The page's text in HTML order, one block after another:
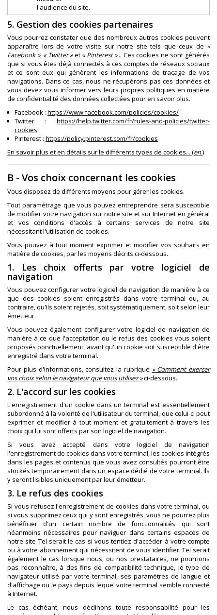
l'audience du site.
5. Gestion des cookies partenaires
Vous pourrez constater que des nombreux autres cookies peuvent
apparaître lors de votre visite sur notre site tels que ceux de «
Facebook », « Twitter »et « Pinterest »... Ces cookies ne sont générés
que si vous êtes déjà connectés à ces comptes de réseaux sociaux
et ce sont eux qui génèrent les informations de traçage de vos
navigations. Dans ce cas, nous ne récupérons pas ces données et
vous devez vous informer vers leurs propres politiques en matière
de confidentialité des données collectées pour en savoir plus.
Facebook : https://www.facebook.com/policies/cookies/
Twitter : https://help.twitter.com/fr/rules-and-policies/twitter-
cookies
Pinterest : https://policy.pinterest.com/fr/cookies
En savoir plus et en détails sur le différents types de cookies... (en.)
B - Vos choix concernant les cookies
Vous disposez de différents moyens pour gérer les cookies.
Tout paramétrage que vous pouvez entreprendre sera susceptible
de modifier votre navigation sur notre site et sur Internet en général
et vos conditions d'accès à certains services de notre site
nécessitant l'utilisation de cookies.
Vous pouvez à tout moment exprimer et modifier vos souhaits en
matière de cookies, par les moyens décrits ci-dessous.
1. Les choix offerts par votre logiciel de
navigation
Vous pouvez configurer votre logiciel de navigation de manière à ce
que des cookies soient enregistrés dans votre terminal ou, au
contraire, qu'ils soient rejetés, soit systématiquement, soit selon leur
émetteur.
Vous pouvez également configurer votre logiciel de navigation de
manière à ce que l'acceptation ou le refus des cookies vous soient
proposés ponctuellement, avant qu'un cookie soit susceptible d'être
enregistré dans votre terminal.
Pour plus d'informations, consultez la rubrique « Comment exercer
vos choix selon le navigateur que vous utilisez »ci-dessous.
2. L'accord sur les cookies
L'enregistrement d'un cookie dans un terminal est essentiellement
subordonné à la volonté de l'utilisateur du terminal, que celui-ci peut
exprimer et modifier à tout moment et gratuitement à travers les
choix qui lui sont offerts par son logiciel de navigation.
Si vous avez accepté dans votre logiciel de navigation
l'enregistrement de cookies dans votre terminal, les cookies intégrés
dans les pages et contenus que vous avez consultés pourront être
stockés temporairement dans un espace dédié de votre terminal. Ils
y seront lisibles uniquement par leur émetteur.
3. Le refus des cookies
Si vous refusez l'enregistrement de cookies dans votre terminal, ou
si vous supprimez ceux qui y sont enregistrés, vous ne pourrez plus
bénéficier d'un certain nombre de fonctionnalités qui sont
néanmoins nécessaires pour naviguer dans certains espaces de
notre site Tel serait le cas si vous tentiez d'accéder à votre compte
ou à votre abonnement qui nécessitent de vous identifier. Tel serait
également le cas lorsque nous, ou nos prestataires, ne pourrions
pas reconnaître, à des fins de compatibilité technique, le type de
navigateur utilisé par votre terminal, ses paramètres de langue et
d'affichage ou le pays depuis lequel votre terminal semble connecté
à Internet.
Le cas échéant, nous déclinons toute responsabilité pour les